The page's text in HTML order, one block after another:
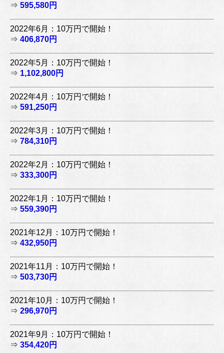
⇒ 595,580円
2022年6月：10万円で開始！
⇒ 406,870円
2022年5月：10万円で開始！
⇒ 1,102,800円
2022年4月：10万円で開始！
⇒ 591,250円
2022年3月：10万円で開始！
⇒ 784,310円
2022年2月：10万円で開始！
⇒ 333,300円
2022年1月：10万円で開始！
⇒ 559,390円
2021年12月：10万円で開始！
⇒ 432,950円
2021年11月：10万円で開始！
⇒ 503,730円
2021年10月：10万円で開始！
⇒ 296,970円
2021年9月：10万円で開始！
⇒ 354,420円